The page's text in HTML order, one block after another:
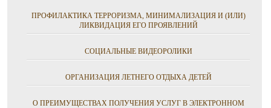
ПРОФИЛАКТИКА ТЕРРОРИЗМА, МИНИМАЛИЗАЦИЯ И (ИЛИ)
ЛИКВИДАЦИЯ ЕГО ПРОЯВЛЕНИЙ
СОЦИАЛЬНЫЕ ВИДЕОРОЛИКИ
ОРГАНИЗАЦИЯ ЛЕТНЕГО ОТДЫХА ДЕТЕЙ
О ПРЕИМУЩЕСТВАХ ПОЛУЧЕНИЯ УСЛУГ В ЭЛЕКТРОННОМ